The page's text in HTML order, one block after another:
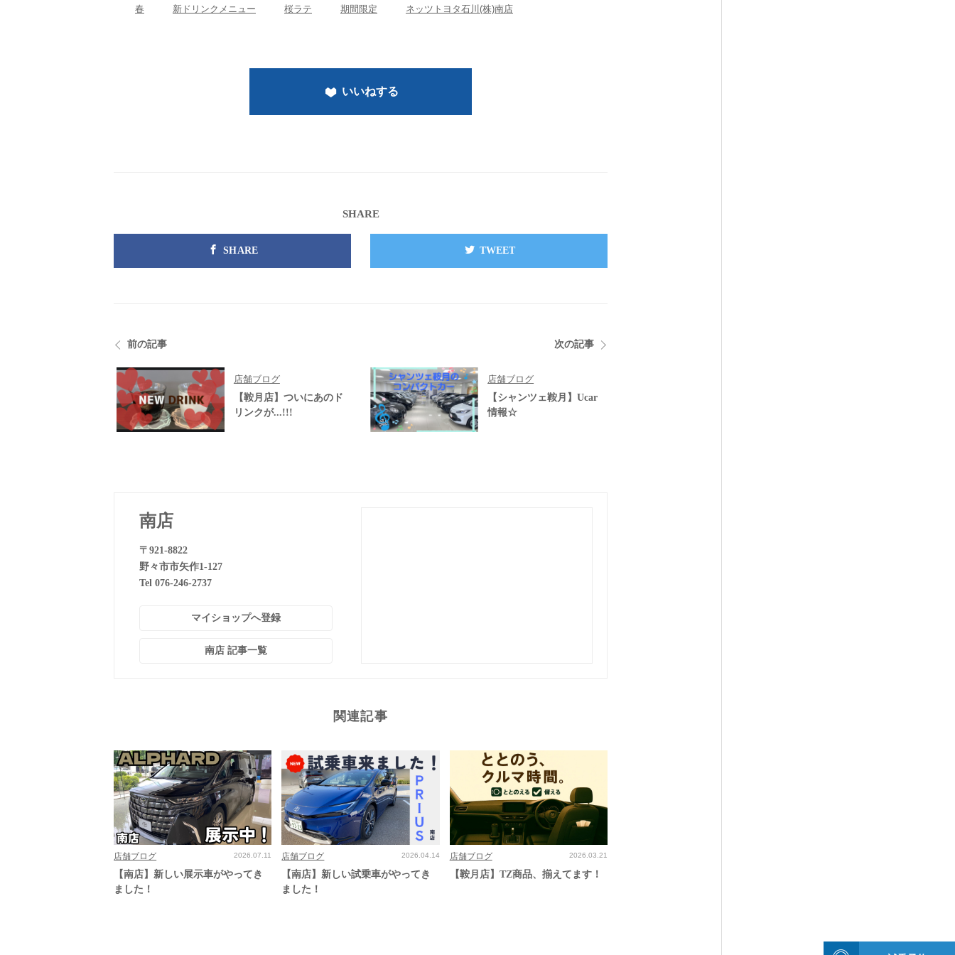
春 新ドリンクメニュー 桜ラテ 期間限定 ネッツトヨタ石川(株)南店
いいねする
SHARE
SHARE TWEET
前の記事
店舗ブログ
【鞍月店】ついにあのド
リンクが...!!!
次の記事
店舗ブログ
【シャンツェ鞍月】Ucar
情報☆
南店
〒921-8822
野々市市矢作1-127
Tel 076-246-2737
マイショップへ登録
南店 記事一覧
関連記事
店舗ブログ 2026.07.11
【南店】新しい展示車がやってき
ました！
店舗ブログ 2026.04.14
【南店】新しい試乗車がやってき
ました！
店舗ブログ 2026.03.21
【鞍月店】TZ商品、揃えてます！